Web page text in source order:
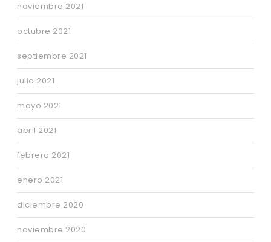
noviembre 2021
octubre 2021
septiembre 2021
julio 2021
mayo 2021
abril 2021
febrero 2021
enero 2021
diciembre 2020
noviembre 2020